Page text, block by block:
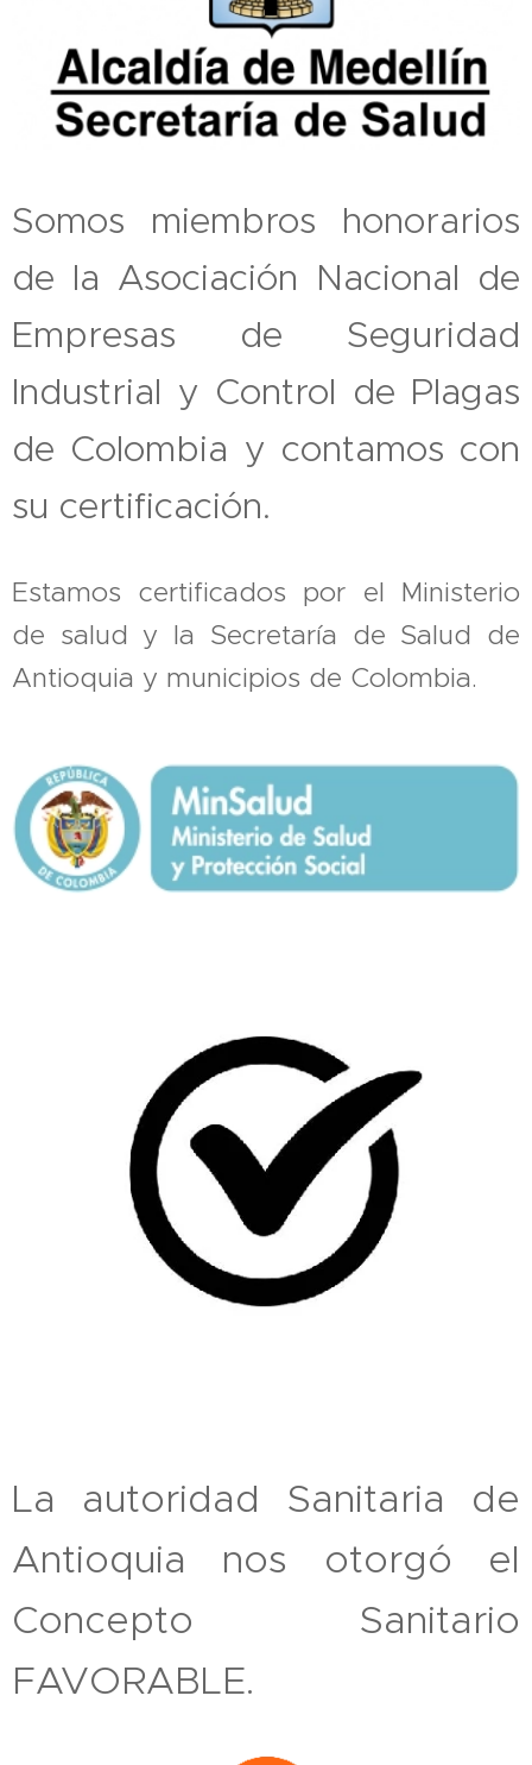
Somos miembros honorarios
de la Asociación Nacional de
Empresas de Seguridad
Industrial y Control de Plagas
de Colombia y contamos con
su certificación.
Estamos certificados por el Ministerio
de salud y la Secretaría de Salud de
Antioquia y municipios de Colombia.
La autoridad Sanitaria de
Antioquia nos otorgó el
Concepto Sanitario
FAVORABLE.